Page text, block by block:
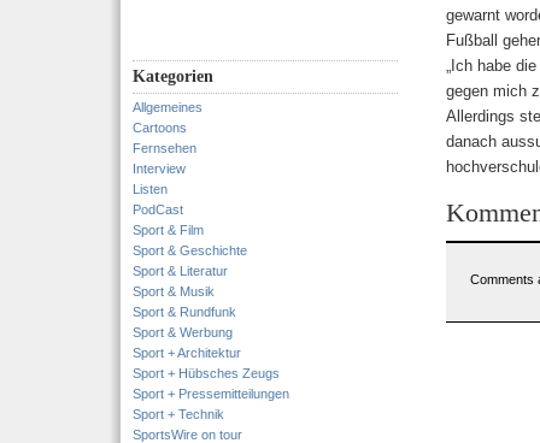
Kategorien
Allgemeines
Cartoons
Fernsehen
Interview
Listen
PodCast
Sport & Film
Sport & Geschichte
Sport & Literatur
Sport & Musik
Sport & Rundfunk
Sport & Werbung
Sport + Architektur
Sport + Hübsches Zeugs
Sport + Pressemitteilungen
Sport + Technik
SportsWire on tour
gewarnt
Fußball
„Ich habe
gegen mich
Allerdings
danach
Comments